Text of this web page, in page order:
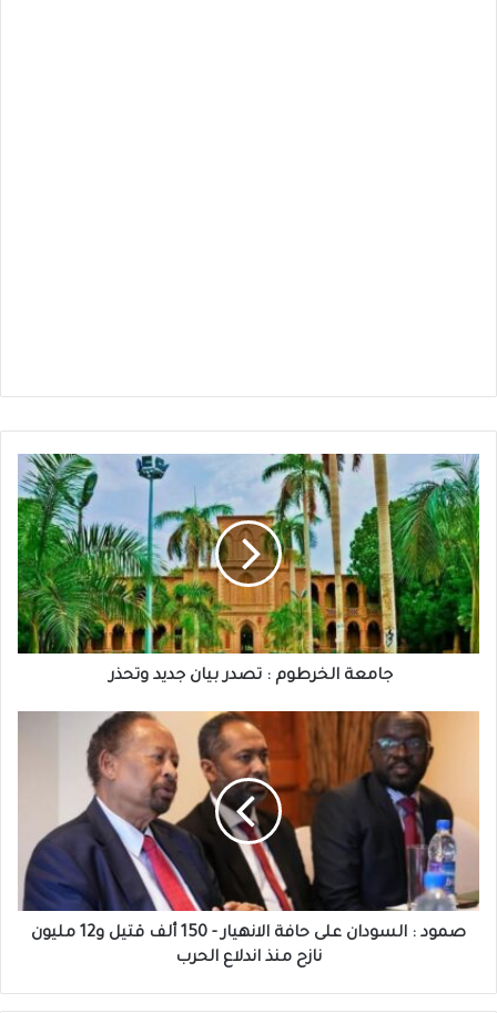
جامعة
الخرطوم
:
تصدر
بيان
جديد
وتحذر
جامعة الخرطوم : تصدر بيان جديد وتحذر
حافة
الانهيار
ألف
قتيل
صمود : السودان على حافة الانهيار - 150 ألف قتيل و12 مليون
نازح منذ اندلاع الحرب